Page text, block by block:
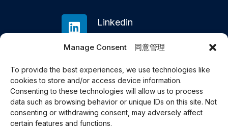
Manage Consent 同意管理
To provide the best experiences, we use technologies like
cookies to store and/or access device information.
Consenting to these technologies will allow us to process
data such as browsing behavior or unique IDs on this site. Not
consenting or withdrawing consent, may adversely affect
certain features and functions.
Linkedin
採用情報
Cookie Policy (EU)
事業紹介